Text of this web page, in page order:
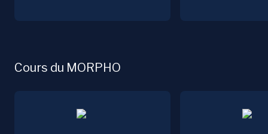
Cours du MORPHO